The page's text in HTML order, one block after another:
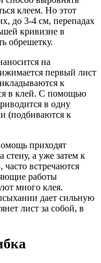
клеем. Но этот
до 3-4 см, перепадах
кривизне в
обрешетку.
на
первый лист
к
в клей. С помощью
в одну
(подбиваются к
приходят
а уже затем к
встречаются
работы
много клея.
дает сильную
лист за собой, в